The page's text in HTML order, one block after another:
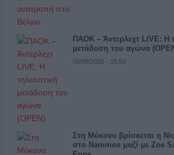
ΠΑΟΚ – Άντερλεχτ LIVE: Η
μετάδοση του αγώνα
06/08/2026 - 15:50
Στη Μύκονο βρίσκεται η
στο Nammos μαζί με Zoe